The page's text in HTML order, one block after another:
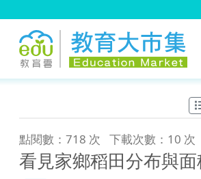
點閱數：718 次 下載次數：10 次
看見家鄉稻田分布與